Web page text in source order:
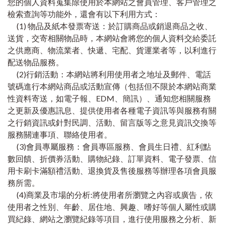
檢索查詢等功能外，還會有以下利用方式：
(1) 物品及紙本發票寄送：於訂購商品或銷退商品之收、
送貨，交寄相關物品時，本網站會將您的個人資料交給委託
之供應商、物流業者、快遞、宅配、貨運業者等，以利進行
配送物品服務。
(2)行銷活動：本網站將利用使用者之地址及郵件、電話
號碼進行本網站商品或活動宣傳（包括但不限於本網站商業
性資料寄送，如電子報、EDM、簡訊）、通知您相關服務
之更新及優惠訊息、提供使用者各種電子資訊等與服務有關
之行銷資訊或針對民調、活動、留言版等之意見資訊交換等
服務關連事項、聯絡使用者。
(3)會員專屬服務：會員專區服務、會員生日禮、紅利點
數回饋、折價券活動、購物紀錄、訂單資料、電子發票、信
用卡刷卡滿額禮活動、退換貨及售後服務等辦理各項會員服
務所需。
(4)商業及市場的分析:將使用者所瀏覽之內容或廣告，依
使用者之性別、年齡、居住地、興趣、嗜好等個人屬性或購
買紀錄、網站之瀏覽紀錄等項目，進行使用服務之分析、新